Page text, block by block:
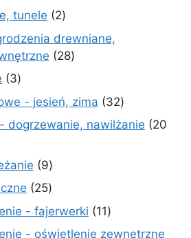
produkty
tunele 22
produkty
drewniane,
2828
33
produkty
- jesień, zima 3232
produkty
dogrzewanie, nawilżanie
20
99
produktów
2525
produktów
- fajerwerki 1111
produktów
- oświetlenie zewnętrzne